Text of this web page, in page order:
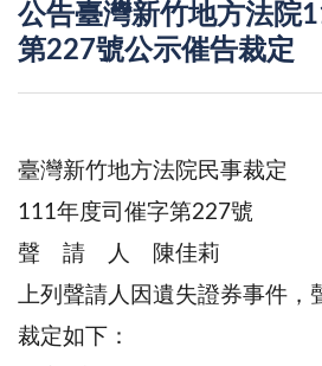
公告臺灣新竹地方法院
第227號公示催告裁定
臺灣新竹地方法院民事裁定
111年度司催字第227號
聲 請 人 陳佳莉
上列聲請人因遺失證券事件，
裁定如下：